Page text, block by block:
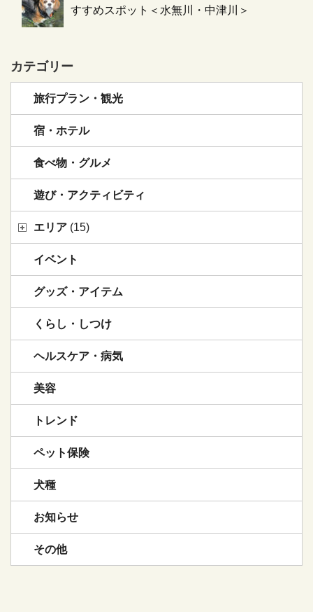
すすめスポット＜水無川・中津川＞
カテゴリー
旅行プラン・観光
宿・ホテル
食べ物・グルメ
遊び・アクティビティ
エリア (15)
イベント
グッズ・アイテム
くらし・しつけ
ヘルスケア・病気
美容
トレンド
ペット保険
犬種
お知らせ
その他